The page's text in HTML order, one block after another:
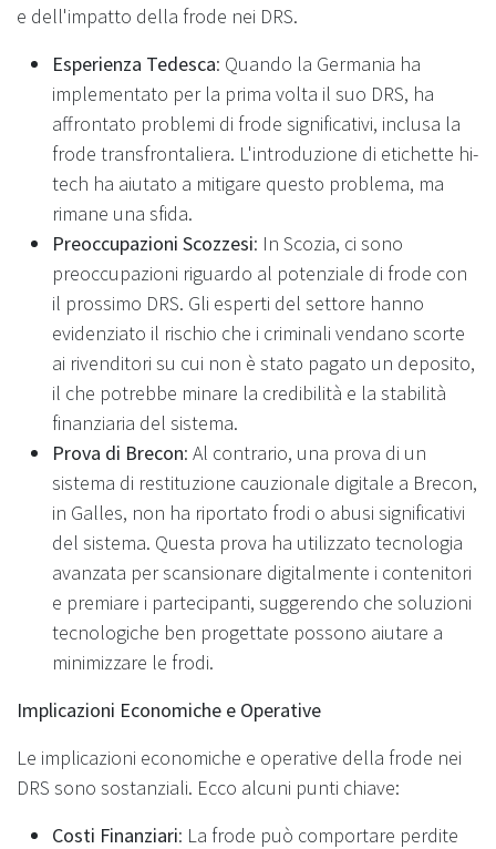
e dell'impatto della frode nei DRS.
Esperienza Tedesca: Quando la Germania ha
implementato per la prima volta il suo DRS, ha
affrontato problemi di frode significativi, inclusa la
frode transfrontaliera. L'introduzione di etichette hi-
tech ha aiutato a mitigare questo problema, ma
rimane una sfida.
Preoccupazioni Scozzesi: In Scozia, ci sono
preoccupazioni riguardo al potenziale di frode con
il prossimo DRS. Gli esperti del settore hanno
evidenziato il rischio che i criminali vendano scorte
ai rivenditori su cui non è stato pagato un deposito,
il che potrebbe minare la credibilità e la stabilità
finanziaria del sistema.
Prova di Brecon: Al contrario, una prova di un
sistema di restituzione cauzionale digitale a Brecon,
in Galles, non ha riportato frodi o abusi significativi
del sistema. Questa prova ha utilizzato tecnologia
avanzata per scansionare digitalmente i contenitori
e premiare i partecipanti, suggerendo che soluzioni
tecnologiche ben progettate possono aiutare a
minimizzare le frodi.
Implicazioni Economiche e Operative
Le implicazioni economiche e operative della frode nei
DRS sono sostanziali. Ecco alcuni punti chiave:
Costi Finanziari: La frode può comportare perdite